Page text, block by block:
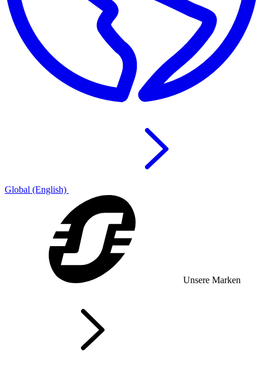
Global (English)
Unsere Marken